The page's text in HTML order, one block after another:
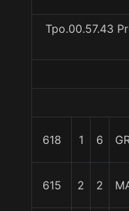
Tpo.00.57.43
618 1 6
615 2 2